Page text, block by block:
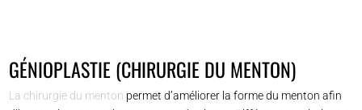
GÉNIOPLASTIE (CHIRURGIE DU MENTON)
La chirurgie du menton permet d’améliorer la forme du menton afin